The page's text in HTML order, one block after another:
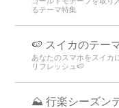
るテーマ特集
🍉 スイカのテー
あなたのスマホをスイカ
リフレッシュ🍉
⛰ 行楽シーズン